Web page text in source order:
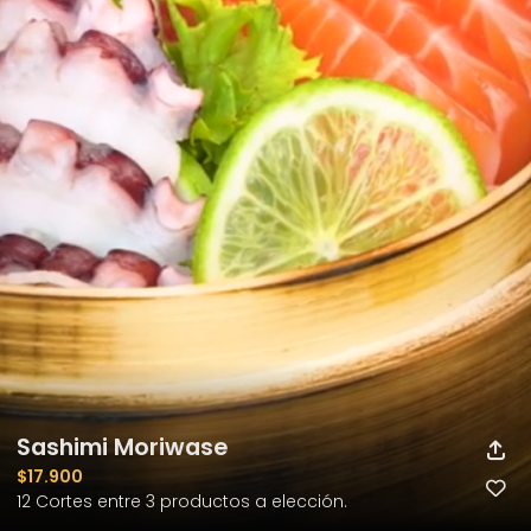
Sashimi Moriwase
$17.900
12 Cortes entre 3 productos a elección.